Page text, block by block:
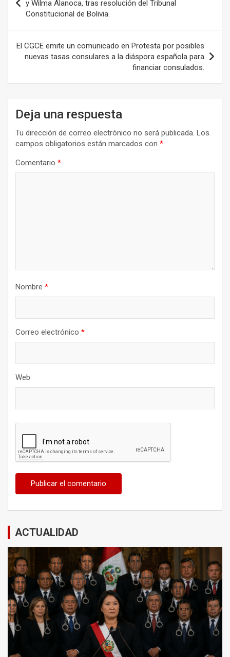
entradas
y Wilma Alanoca, tras resolución del Tribunal
Constitucional de Bolivia.
El CGCE emite un comunicado en Protesta por posibles
nuevas tasas consulares a la diáspora española para
financiar consulados.
Deja una respuesta
Tu dirección de correo electrónico no será publicada. Los
campos obligatorios están marcados con *
Comentario *
Nombre *
Correo electrónico *
Web
ACTUALIDAD